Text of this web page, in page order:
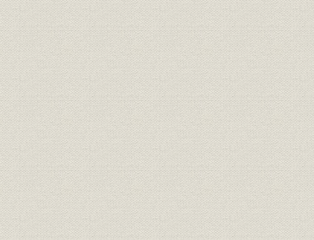
製品
焦土からの出発と高度成長の軌
跡 1946●昭和21年→昭和46年
●1971
昭和21年
(1962年)頃